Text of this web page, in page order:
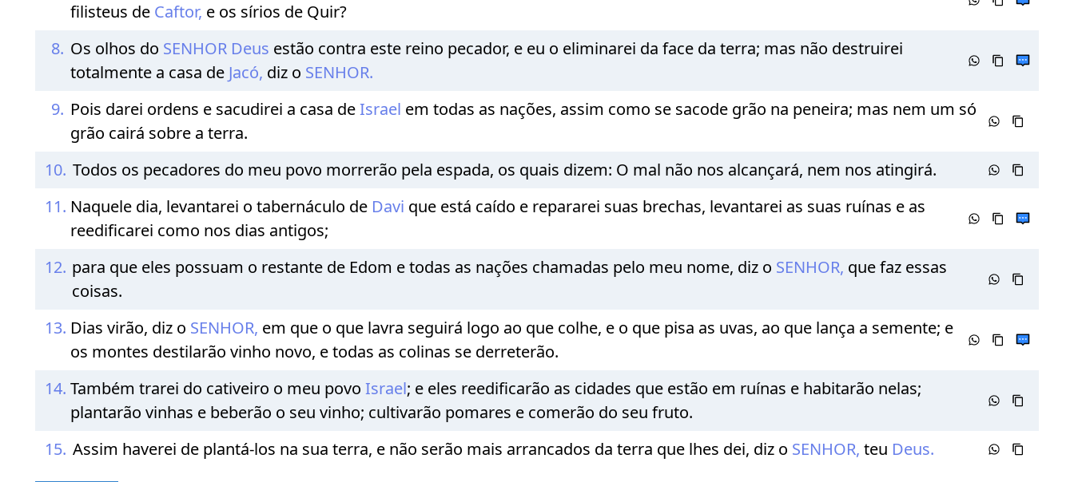
filisteus de Caftor, e os sírios de Quir?
8. Os olhos do SENHOR Deus estão contra este reino pecador, e eu o eliminarei da face da terra; mas não destruirei
totalmente a casa de Jacó, diz o SENHOR.
9. Pois darei ordens e sacudirei a casa deIsrael em todas as nações, assim como se sacode grão na peneira; mas nem um só
grão cairá sobre a terra.
10. Todos os pecadores do meu povo morrerão pela espada, os quais dizem: O mal não nos alcançará, nem nos atingirá.
11. Naquele dia, levantarei o tabernáculo de Davi que está caído e repararei suas brechas, levantarei as suas ruínas e as
reedificarei como nos dias antigos;
12. para que eles possuam o restante de Edom e todas as nações chamadas pelo meu nome, diz o SENHOR, que faz essas
coisas.
13. Dias virão, diz o SENHOR, em que o que lavra seguirá logo ao que colhe, e o que pisa as uvas, ao que lança a semente; e
os montes destilarão vinho novo, e todas as colinas se derreterão.
14. Também trarei do cativeiro o meu povo Israel; e eles reedificarão as cidades que estão em ruínas e habitarão nelas;
plantarão vinhas e beberão o seu vinho; cultivarão pomares e comerão do seu fruto.
15. Assim haverei de plantá-los na sua terra, e não serão mais arrancados da terra que lhes dei, diz o SENHOR, teu Deus.